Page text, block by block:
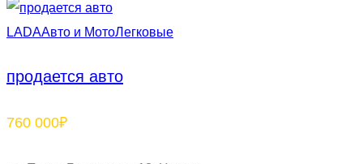
LADAАвто и МотоЛегковые
продается авто
760 000₽